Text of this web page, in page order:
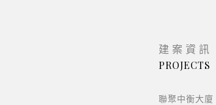
建案資訊
PROJECTS
聯聚中衡大廈